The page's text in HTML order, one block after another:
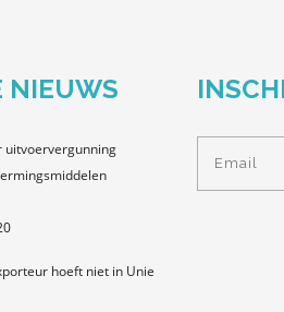
NIEUWS
hoeft niet in Unie